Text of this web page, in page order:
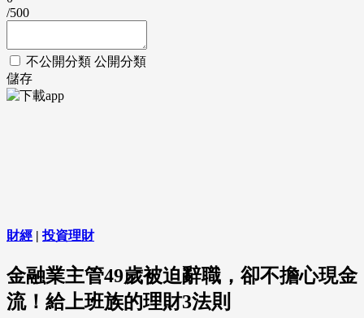
/500
不公開分類 公開分類
儲存
財經 | 投資理財
金融業主管49歲被迫辭職，卻不擔心現金
流！給上班族的理財3法則